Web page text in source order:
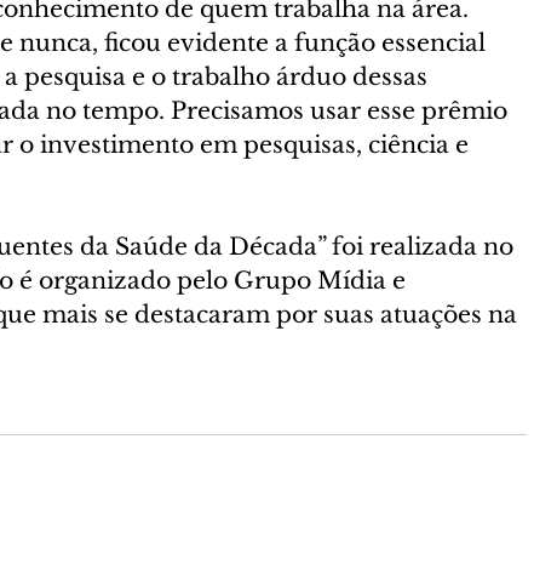
de quem trabalha na área.
nunca, ficou evidente a função essencial
pesquisa e o trabalho árduo dessas
no tempo. Precisamos usar esse prêmio
o investimento em pesquisas, ciência e
da Saúde da Década” foi realizada no
é organizado pelo Grupo Mídia e
mais se destacaram por suas atuações na